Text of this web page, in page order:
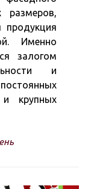
размеров,
продукция
Именно
залогом
и
крупных